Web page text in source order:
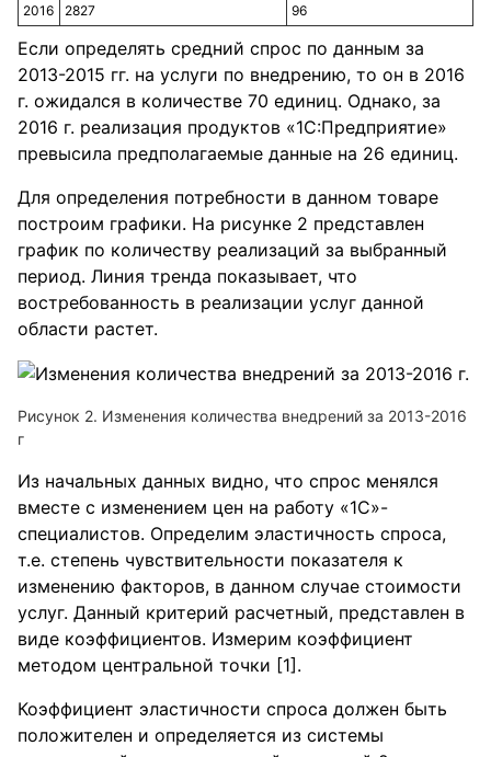
2016
2827 96
Если определять средний спрос по данным за
2013-2015 гг. на услуги по внедрению, то он в 2016
г. ожидался в количестве 70 единиц. Однако, за
2016 г. реализация продуктов «1С:Предприятие»
превысила предполагаемые данные на 26 единиц.
Для определения потребности в данном товаре
построим графики. На рисунке 2 представлен
график по количеству реализаций за выбранный
период. Линия тренда показывает, что
востребованность в реализации услуг данной
области растет.
Рисунок 2. Изменения количества внедрений за 2013-2016
г
Из начальных данных видно, что спрос менялся
вместе с изменением цен на работу «1С»-
специалистов. Определим эластичность спроса,
т.е. степень чувствительности показателя к
изменению факторов, в данном случае стоимости
услуг. Данный критерий расчетный, представлен в
виде коэффициентов. Измерим коэффициент
методом центральной точки [1].
Коэффициент эластичности спроса должен быть
положителен и определяется из системы